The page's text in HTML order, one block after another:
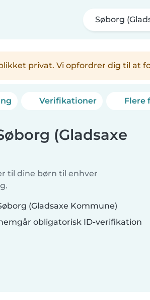
Søborg
privat. Vi opfordrer dig til
Verifikationer Flere
(Gladsaxe
til dine børn til enhver
(Gladsaxe Kommune)
obligatorisk ID-verifikation